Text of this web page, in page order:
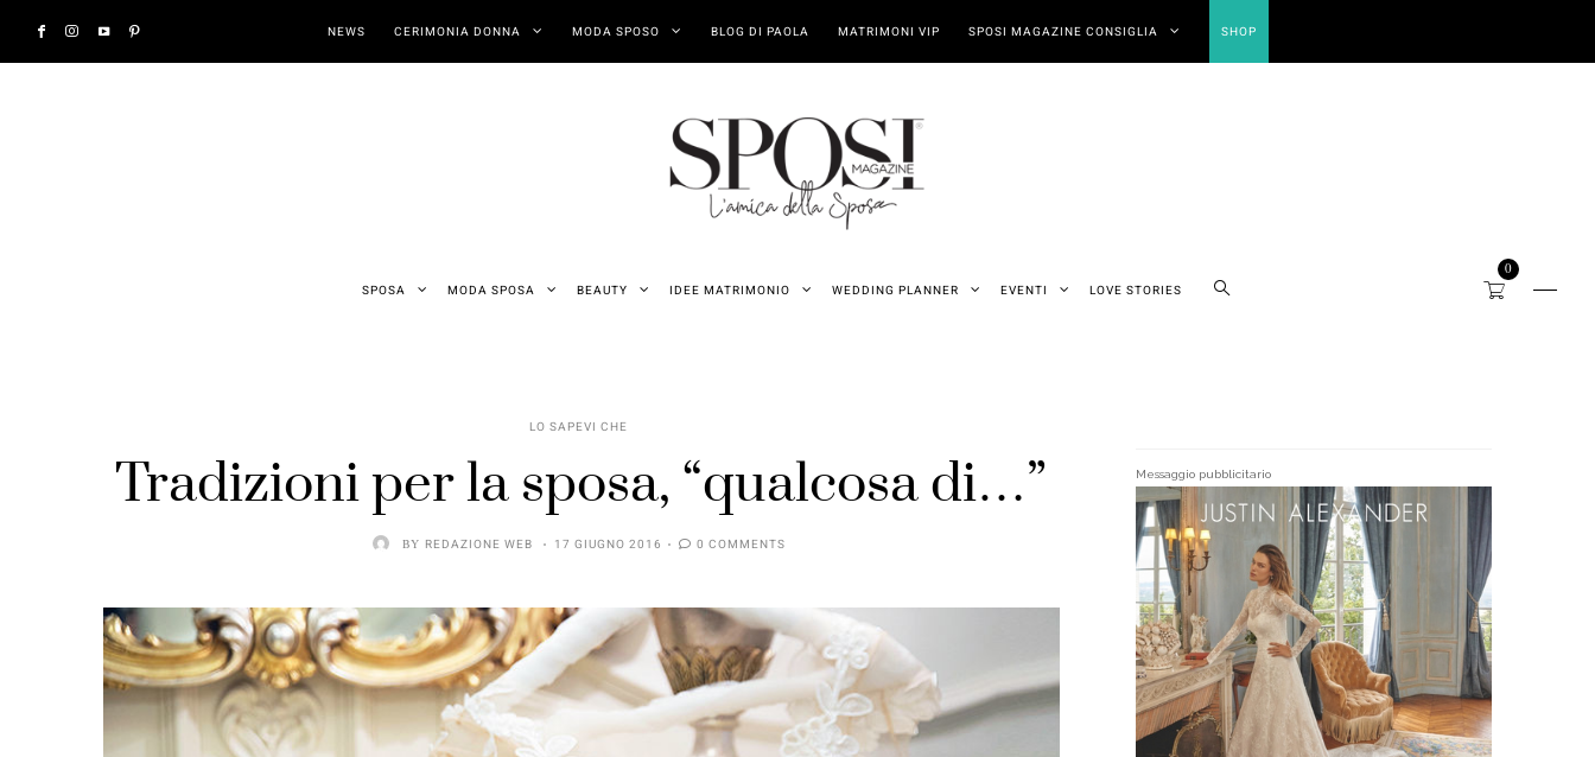
NEWS CERIMONIA DONNA MODA SPOSO BLOG DI PAOLA MATRIMONI VIP SPOSI MAGAZINE CONSIGLIA SHOP
SPOSA MODA SPOSA BEAUTY IDEE MATRIMONIO WEDDING PLANNER EVENTI LOVE STORIES
0
LO SAPEVI CHE
Tradizioni per la sposa, “qualcosa di…”
BY REDAZIONE WEB 17 GIUGNO 2016 0 COMMENTS
Messaggio pubblicitario